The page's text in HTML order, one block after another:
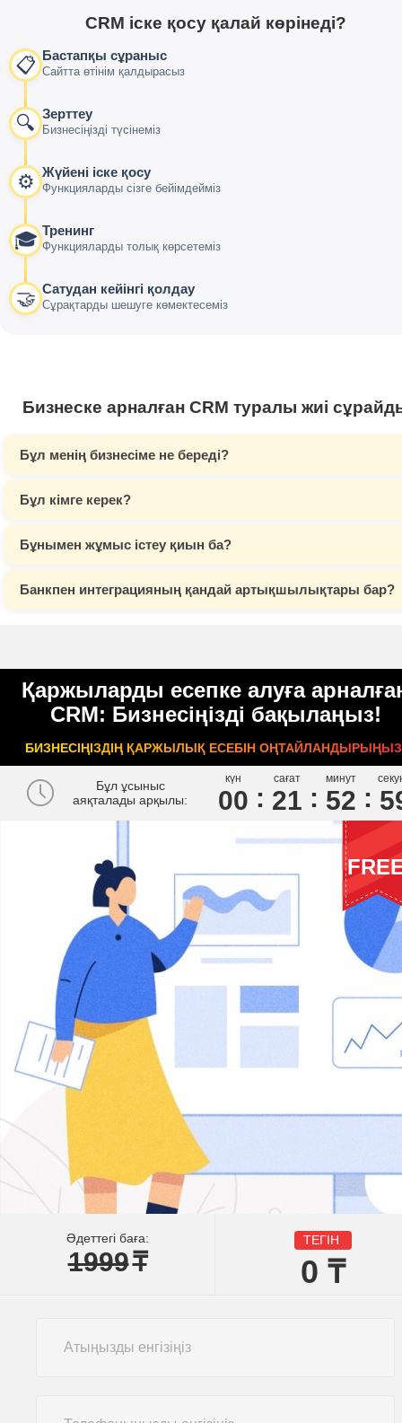
CRM іске қосу қалай көрінеді?
📋 Бастапқы сұраныс
Сайтта өтінім қалдырасыз
🔍 Зерттеу
Бизнесіңізді түсінеміз
⚙️ Жүйені іске қосу
Функцияларды сізге бейімдейміз
🎓 Тренинг
Функцияларды толық көрсетеміз
🤝 Сатудан кейінгі қолдау
Сұрақтарды шешуге көмектесеміз
Бизнеске арналған CRM туралы жиі
Бұл менің бизнесіме не береді?
Бұл кімге керек?
Бұнымен жұмыс істеу қиын ба?
Банкпен интеграцияның қандай артықшылықтары бар?
Қаржыларды есепке алуға
CRM: Бизнесіңізді бақылаңыз!
БИЗНЕСІҢІЗДІҢ ҚАРЖЫЛЫҚ ЕСЕБІН
Бұл ұсыныс
аяқталады арқылы:
күн
00
сағат
21
минут
52 5
Әдеттегі баға:
1999₸
ТЕГІН
0 ₸